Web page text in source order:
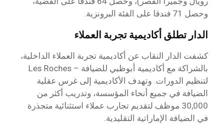
وحصل 71 فندقا على الفئة البرونزية.
الدار تطلق أكاديمية تجربة العملاء
كشفت الدار النقاب عن أكاديمية تجربة العملاء الداخلية،
بالشراكة مع أكاديمية أبوظبي للضيافة – Les Roches
لتنظيم الدورات. وتهدف الأكاديمية إلى غرس عقلية
الضيافة في جميع أنحاء المؤسسة، وتدريب أكثر من
30,000 موظف لتقديم تجارب عملاء استثنائية متجذرة
في الضيافة الإماراتية التقليدية.